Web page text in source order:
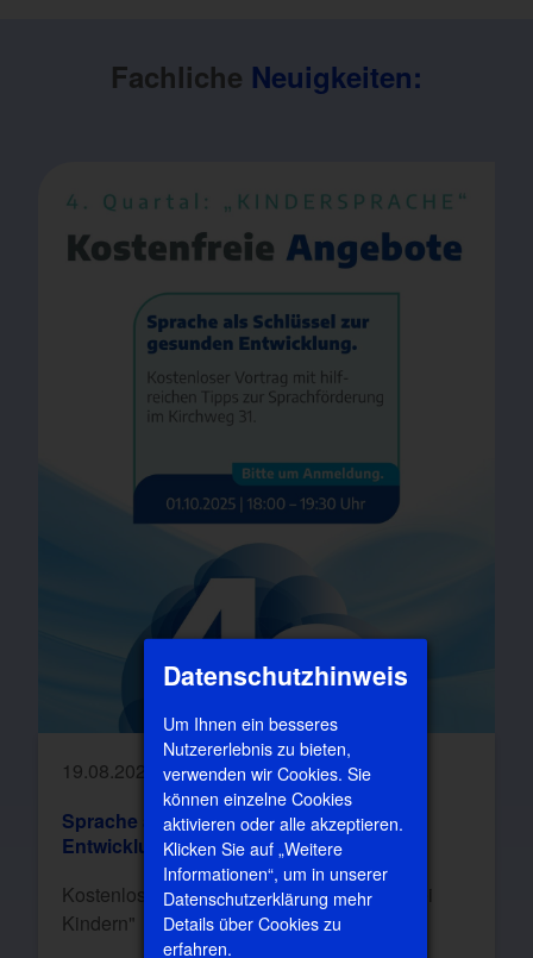
Fachliche Neuigkeiten:
19.08.2025
Sprache als Schlüssel zur gesunden
Entwicklung
Kostenloser Vortrag "Sprachentwicklung bei
Kindern"
Datenschutzhinweis
Um Ihnen ein besseres
Nutzererlebnis zu bieten,
verwenden wir Cookies. Sie
können einzelne Cookies
aktivieren oder alle akzeptieren.
Klicken Sie auf „Weitere
Informationen“, um in unserer
Datenschutzerklärung mehr
Details über Cookies zu
erfahren.